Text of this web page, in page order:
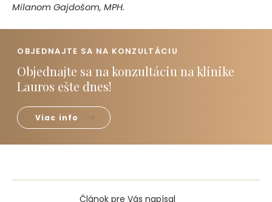
Milanom Gajdošom, MPH.
OBJEDNAJTE SA NA KONZULTÁCIU
Objednajte sa na konzultáciu na klinike
Lauros ešte dnes!
Viac info
Článok pre Vás napísal